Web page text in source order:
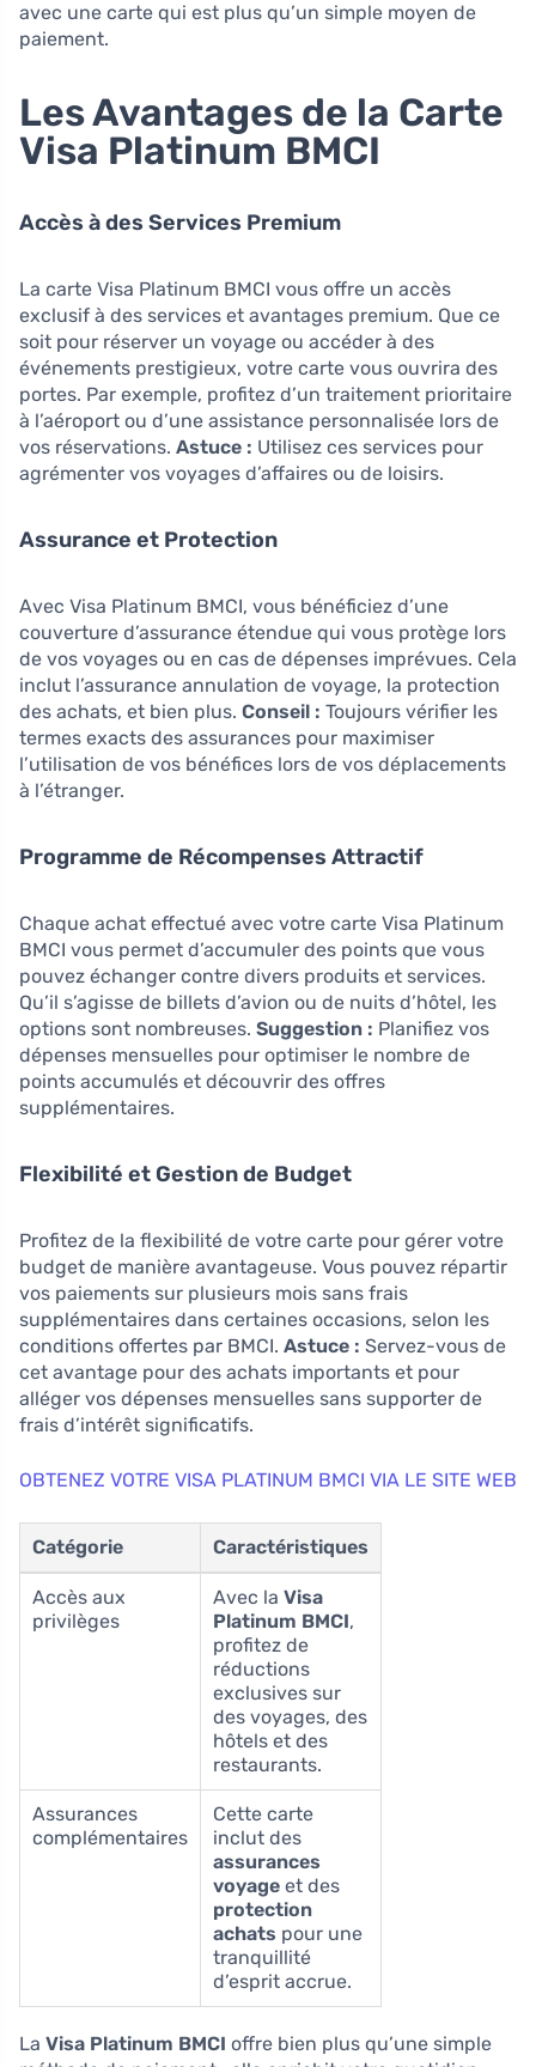
avec une carte qui est plus qu’un simple moyen de
paiement.
Les Avantages de la Carte
Visa Platinum BMCI
Accès à des Services Premium
La carte Visa Platinum BMCI vous offre un accès
exclusif à des services et avantages premium. Que ce
soit pour réserver un voyage ou accéder à des
événements prestigieux, votre carte vous ouvrira des
portes. Par exemple, profitez d’un traitement prioritaire
à l’aéroport ou d’une assistance personnalisée lors de
vos réservations. Astuce : Utilisez ces services pour
agrémenter vos voyages d’affaires ou de loisirs.
Assurance et Protection
Avec Visa Platinum BMCI, vous bénéficiez d’une
couverture d’assurance étendue qui vous protège lors
de vos voyages ou en cas de dépenses imprévues. Cela
inclut l’assurance annulation de voyage, la protection
des achats, et bien plus. Conseil : Toujours vérifier les
termes exacts des assurances pour maximiser
l’utilisation de vos bénéfices lors de vos déplacements
à l’étranger.
Programme de Récompenses Attractif
Chaque achat effectué avec votre carte Visa Platinum
BMCI vous permet d’accumuler des points que vous
pouvez échanger contre divers produits et services.
Qu’il s’agisse de billets d’avion ou de nuits d’hôtel, les
options sont nombreuses. Suggestion : Planifiez vos
dépenses mensuelles pour optimiser le nombre de
points accumulés et découvrir des offres
supplémentaires.
Flexibilité et Gestion de Budget
Profitez de la flexibilité de votre carte pour gérer votre
budget de manière avantageuse. Vous pouvez répartir
vos paiements sur plusieurs mois sans frais
supplémentaires dans certaines occasions, selon les
conditions offertes par BMCI. Astuce : Servez-vous de
cet avantage pour des achats importants et pour
alléger vos dépenses mensuelles sans supporter de
frais d’intérêt significatifs.
OBTENEZ VOTRE VISA PLATINUM BMCI VIA LE SITE WEB
Catégorie Caractéristiques
Accès aux
privilèges
Avec la Visa
Platinum BMCI,
profitez de
réductions
exclusives sur
des voyages, des
hôtels et des
restaurants.
Assurances
complémentaires
Cette carte
inclut des
assurances
voyage et des
protection
achats pour une
tranquillité
d’esprit accrue.
La Visa Platinum BMCI offre bien plus qu’une simple